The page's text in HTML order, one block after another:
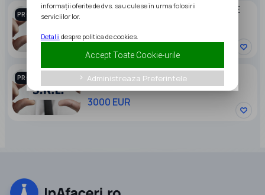
PROMOVAT
SRL DE VANZARE PENTRU ACCESARE
29500 EUR
PROMOVAT Intermediem SRL-uri
3000 EUR
informații oferite de dvs. sau culese în urma folosirii
serviciilor lor.
Detalii despre politica de cookies.
Accept Toate Cookie-urile
keyboard_arrow_right Administreaza Preferintele